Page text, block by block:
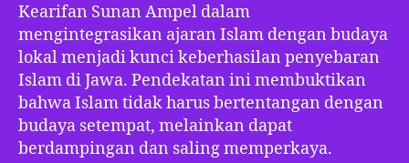
Kearifan Sunan Ampel dalam
mengintegrasikan ajaran Islam dengan budaya
lokal menjadi kunci keberhasilan penyebaran
Islam di Jawa. Pendekatan ini membuktikan
bahwa Islam tidak harus bertentangan dengan
budaya setempat, melainkan dapat
berdampingan dan saling memperkaya.